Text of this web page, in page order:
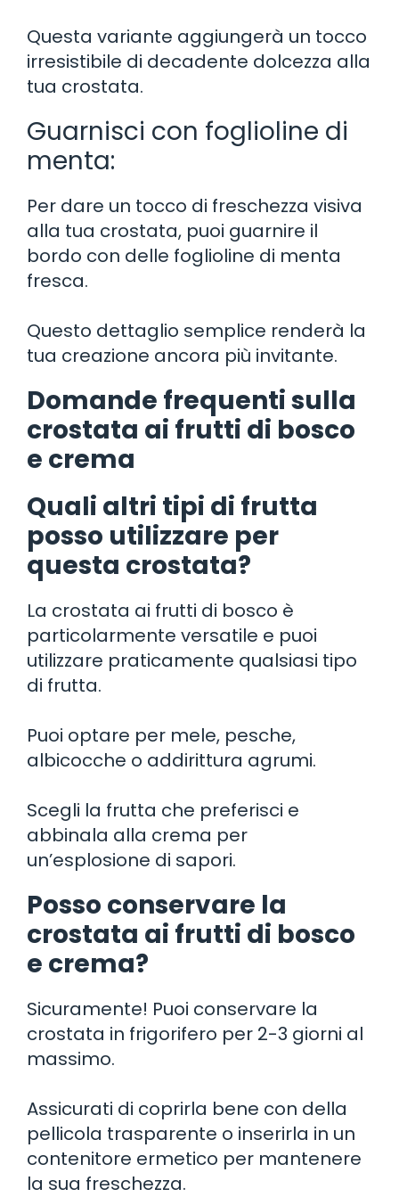
Questa variante aggiungerà un tocco
irresistibile di decadente dolcezza alla
tua crostata.
Guarnisci con foglioline di
menta:
Per dare un tocco di freschezza visiva
alla tua crostata, puoi guarnire il
bordo con delle foglioline di menta
fresca.
Questo dettaglio semplice renderà la
tua creazione ancora più invitante.
Domande frequenti sulla
crostata ai frutti di bosco
e crema
Quali altri tipi di frutta
posso utilizzare per
questa crostata?
La crostata ai frutti di bosco è
particolarmente versatile e puoi
utilizzare praticamente qualsiasi tipo
di frutta.
Puoi optare per mele, pesche,
albicocche o addirittura agrumi.
Scegli la frutta che preferisci e
abbinala alla crema per
un’esplosione di sapori.
Posso conservare la
crostata ai frutti di bosco
e crema?
Sicuramente! Puoi conservare la
crostata in frigorifero per 2-3 giorni al
massimo.
Assicurati di coprirla bene con della
pellicola trasparente o inserirla in un
contenitore ermetico per mantenere
la sua freschezza.